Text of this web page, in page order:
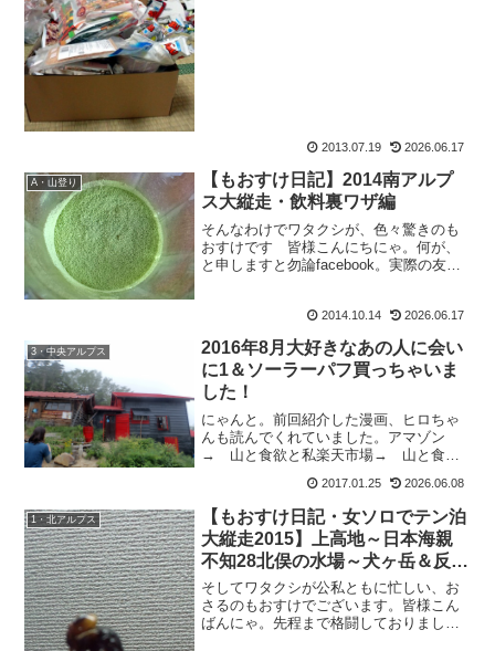
2013.07.19 2026.06.17
A・山登り
【もおすけ日記】2014南アルプ
ス大縦走・飲料裏ワザ編
そんなわけでワタクシが、色々驚きのも
おすけです 皆様こんにちにゃ。何が、
と申しますと勿論facebook。実際の友達
き。ブログへの検索ワードは、『もおす
け・もーすけ・もう...
2014.10.14 2026.06.17
3・中央アルプス
2016年8月大好きなあの人に会い
に1＆ソーラーパフ買っちゃいま
した！
にゃんと。前回紹介した漫画、ヒロちゃ
んも読んでくれていました。アマゾン
→ 山と食欲と私楽天市場→ 山と食欲
とは漫画とか音楽の好み、意外にも近い
んだった。違うのは、酒飲みかそうでな
いか位ね。と、ヒロちゃんも...
2017.01.25 2026.06.08
1・北アルプス
【もおすけ日記・女ソロでテン泊
大縦走2015】上高地～日本海親
不知28北俣の水場～犬ヶ岳＆反響
の多いアイテム3点
そしてワタクシが公私ともに忙しい、お
さるのもおすけでございます。皆様こん
ばんにゃ。先程まで格闘しておりまし